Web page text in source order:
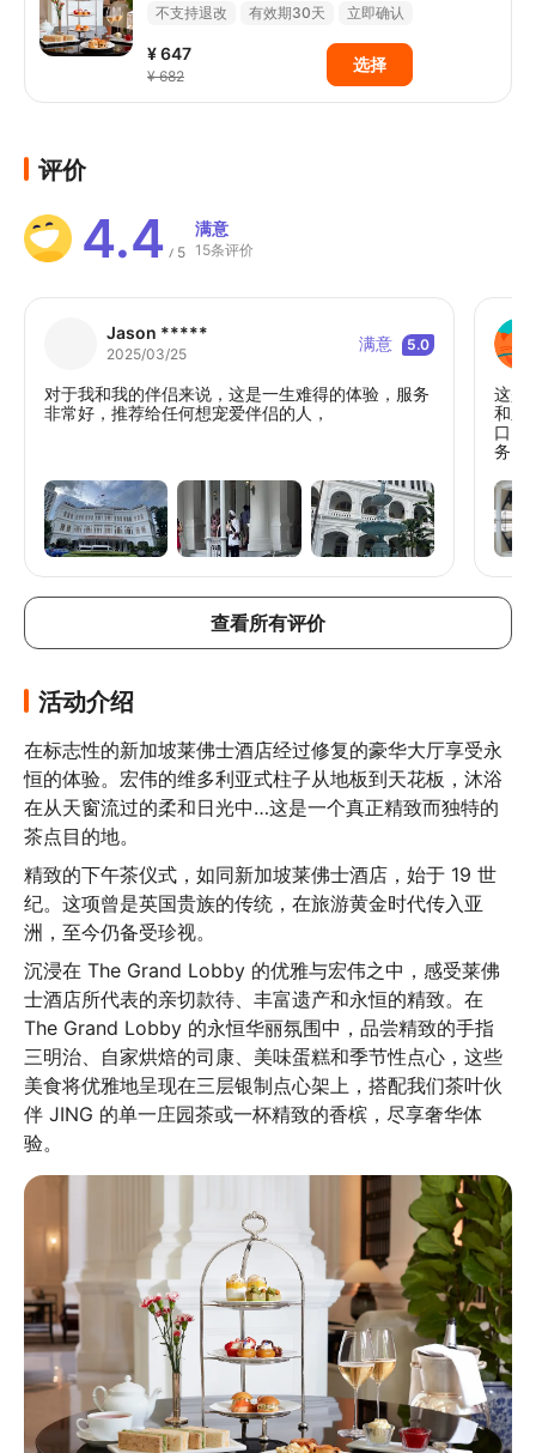
不支持退改 有效期30天 立即确认
¥ 647
¥ 682
选择
评价
4.4 / 5
满意
15条评价
Jason *****
2025/03/25 满意 5.0
对于我和我的伴侣来说，这是一生难得的体验，服务
非常好，推荐给任何想宠爱伴侣的人，
这是
和竖
口，
务，堪称完美。
不清
并且
复。
费用
查看所有评价
活动介绍
在标志性的新加坡莱佛士酒店经过修复的豪华大厅享受永
恒的体验。宏伟的维多利亚式柱子从地板到天花板，沐浴
在从天窗流过的柔和日光中…这是一个真正精致而独特的
茶点目的地。
精致的下午茶仪式，如同新加坡莱佛士酒店，始于 19 世
纪。这项曾是英国贵族的传统，在旅游黄金时代传入亚
洲，至今仍备受珍视。
沉浸在 The Grand Lobby 的优雅与宏伟之中，感受莱佛
士酒店所代表的亲切款待、丰富遗产和永恒的精致。在
The Grand Lobby 的永恒华丽氛围中，品尝精致的手指
三明治、自家烘焙的司康、美味蛋糕和季节性点心，这些
美食将优雅地呈现在三层银制点心架上，搭配我们茶叶伙
伴 JING 的单一庄园茶或一杯精致的香槟，尽享奢华体
验。